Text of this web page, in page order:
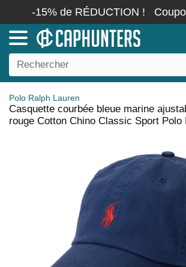
-15% de RÉDUCTION !
Polo Ralph Lauren
Casquette courbée bleue marine
rouge Cotton Chino Classic Sport Polo